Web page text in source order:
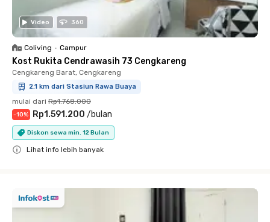
Video 360
Coliving • Campur
Kost Rukita Cendrawasih 73 Cengkareng
Cengkareng Barat, Cengkareng
2.1 km dari Stasiun Rawa Buaya
mulai dari Rp1.768.000
-10% Rp1.591.200 /bulan
Diskon sewa min. 12 Bulan
Lihat info lebih banyak